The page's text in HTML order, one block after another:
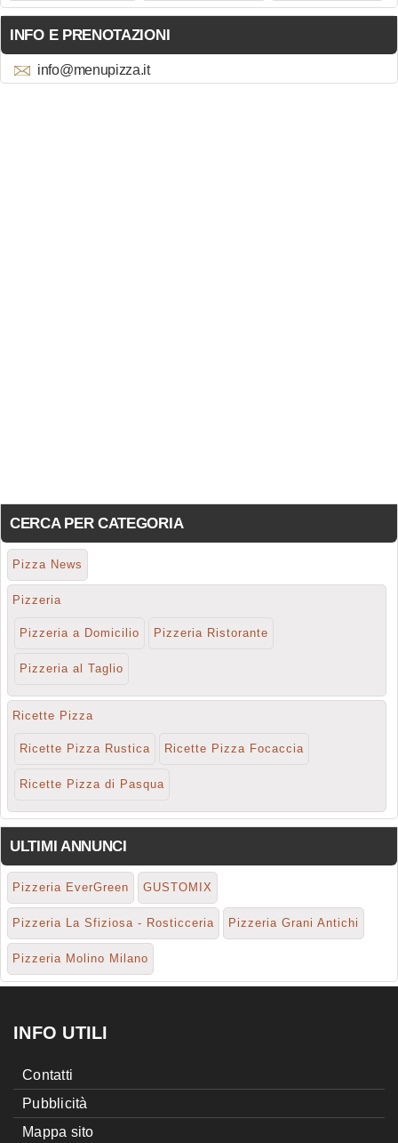
INFO E PRENOTAZIONI
info@menupizza.it
CERCA PER CATEGORIA
Pizza News
Pizzeria
Pizzeria a Domicilio Pizzeria Ristorante
Pizzeria al Taglio
Ricette Pizza
Ricette Pizza Rustica Ricette Pizza Focaccia
Ricette Pizza di Pasqua
ULTIMI ANNUNCI
Pizzeria EverGreen GUSTOMIX
Pizzeria La Sfiziosa - Rosticceria Pizzeria Grani Antichi
Pizzeria Molino Milano
INFO UTILI
Contatti
Pubblicità
Mappa sito